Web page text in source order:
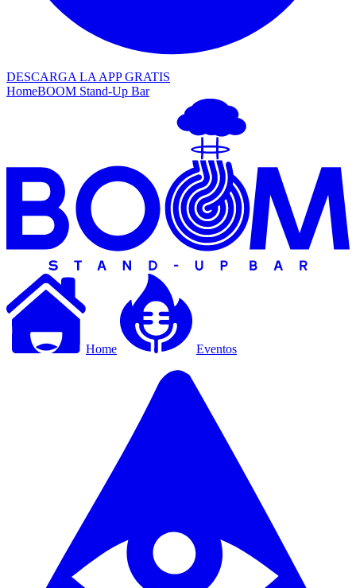
DESCARGA LA APP GRATIS
HomeBOOM Stand-Up Bar
Home Eventos